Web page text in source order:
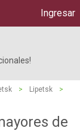
Ingresar
> Lipetsk
>
de